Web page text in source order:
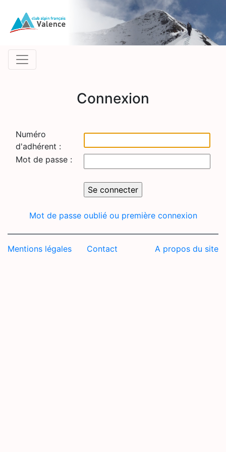
Connexion
Numéro
d'adhérent :
Mot de passe :
Mot de passe oublié ou première connexion
Mentions légales Contact A propos du site